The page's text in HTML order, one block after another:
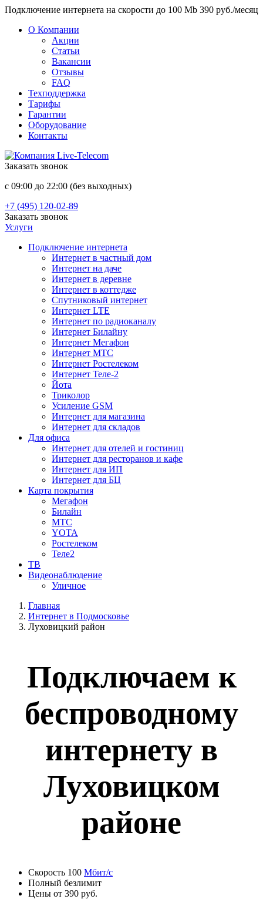
Подключение интернета на скорости до 100 Mb 390 руб./месяц
О Компании
Акции
Статьи
Вакансии
Отзывы
FAQ
Техподдержка
Тарифы
Гарантии
Оборудование
Контакты
Заказать звонок
с 09:00 до 22:00 (без выходных)
+7 (495) 120-02-89
Заказать звонок
Услуги
Подключение интернета
Интернет в частный дом
Интернет на даче
Интернет в деревне
Интернет в коттедже
Спутниковый интернет
Интернет LTE
Интернет по радиоканалу
Интернет Билайну
Интернет Мегафон
Интернет МТС
Интернет Ростелеком
Интернет Теле-2
Йота
Триколор
Усиление GSM
Интернет для магазина
Интернет для складов
Для офиса
Интернет для отелей и гостиниц
Интернет для ресторанов и кафе
Интернет для ИП
Интернет для БЦ
Карта покрытия
Мегафон
Билайн
МТС
YOTA
Ростелеком
Теле2
ТВ
Видеонаблюдение
Уличное
Главная
Интернет в Подмосковье
Луховицкий район
Подключаем к
беспроводному
интернету в
Луховицком
районе
Скорость 100 Мбит/с
Полный безлимит
Цены от 390 руб.